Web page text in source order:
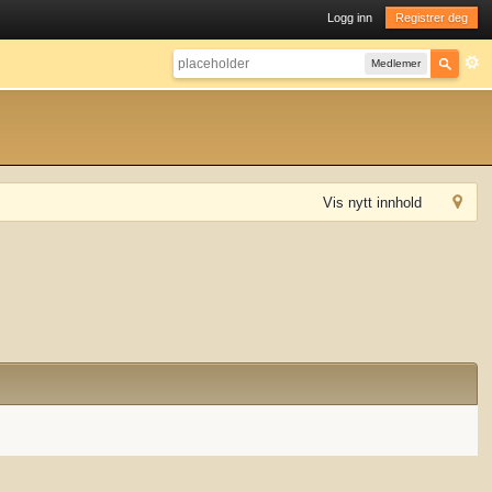
Logg inn Registrer deg
Medlemer
Vis nytt innhold